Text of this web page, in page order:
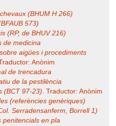
(BHUM H 266)
573)
(RP, de BHUV 216)
de medicina
aigües i procediments
Anònim
de trencadura
de la pestilència
(BCT 97-23). Traductor: Anònim
(referències genèriques)
Serradensanferm, Borrell 1)
penitencials en pla